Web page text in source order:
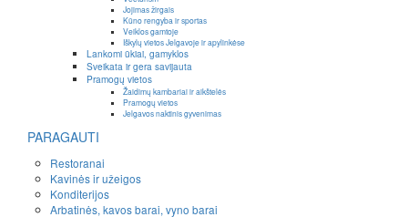
Jojimas žirgais
Kūno rengyba ir sportas
Veiklos gamtoje
Iškylų vietos Jelgavoje ir apylinkėse
Lankomi ūkiai, gamyklos
Sveikata ir gera savijauta
Pramogų vietos
Žaidimų kambariai ir aikštelės
Pramogų vietos
Jelgavos naktinis gyvenimas
PARAGAUTI
Restoranai
Kavinės ir užeigos
Konditerijos
Arbatinės, kavos barai, vyno barai